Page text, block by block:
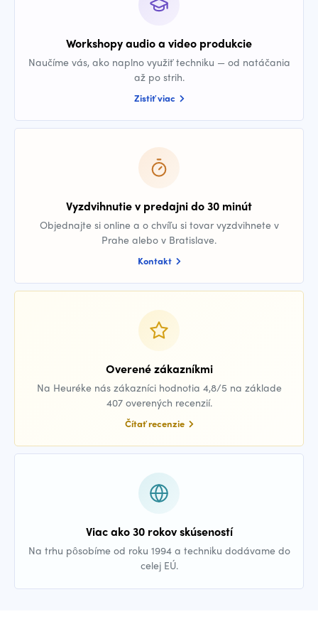
Workshopy audio a video produkcie
Naučíme vás, ako naplno využiť techniku — od natáčania
až po strih.
Zistiť viac
Vyzdvihnutie v predajni do 30 minút
Objednajte si online a o chvíľu si tovar vyzdvihnete v
Prahe alebo v Bratislave.
Kontakt
Overené zákazníkmi
Na Heuréke nás zákazníci hodnotia 4,8/5 na základe
407 overených recenzií.
Čítať recenzie
Viac ako 30 rokov skúseností
Na trhu pôsobíme od roku 1994 a techniku dodávame do
celej EÚ.